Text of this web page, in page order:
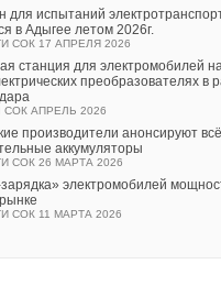
для испытаний
в Адыгее летом 2026г.
СОК 17 АПРЕЛЯ 2026
станция для электромобилей
преобразователях в
АПРЕЛЬ 2026
производители анонсируют
аккумуляторы
СОК 26 МАРТА 2026
электромобилей
СОК 11 МАРТА 2026